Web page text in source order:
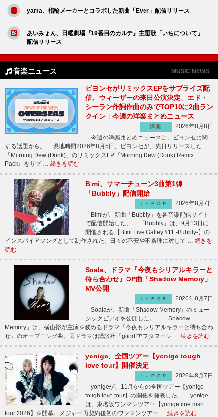
yama、指輪メーカーとコラボした新曲「Ever」配信リリース
あいみょん、日曜劇場『19番目のカルテ』主題歌「いちについて」
配信リリース
音楽ニュース MUSIC NEWS
ビヨンセがリミックスEPをサプライズ配
信、ウィーザーの来日公演決定、エド・
シーラン作詞作曲のみでTOP10に2曲ラン
クイン：今週の洋楽まとめニュース
洋楽
2026年8月8日
今週の洋楽まとめニュースは、ビヨンセに関
する話題から。 現地時間2026年8月5日、ビヨンセが、先日リリースした
「Morning Dew (Donk)」のリミックスEP『Morning Dew (Donk) Remix
Pack』をサプ … 続きを読む
Bimi、サマーチューン3曲第1弾
「Bubbly」配信開始
Ｊ－ＰＯＰ
2026年8月7日
Bimiが、新曲「Bubbly」を各音楽配信サイト
で配信開始した。 「Bubbly」は、9月13日に
開催される【Bimi Live Galley #11 -Bubbly-】の
インスパイアソングとして制作された。日々の不安や不条理に対して … 続きを
読む
Soala、ドラマ『今夜もシリアルキラーと
待ち合わせ』OP曲「Shadow Memory」
MV公開
Ｊ－ＰＯＰ
2026年8月7日
Soalaが、新曲「Shadow Memory」のミュー
ジックビデオを公開した。 「Shadow
Memory」は、横山裕が主演を務めるドラマ『今夜もシリアルキラーと待ち合わ
せ』のオープニング曲。同ドラマは講談社『good!アフタヌーン … 続きを読む
yonige、全国ツアー【yonige tough
love tour】開催決定
Ｊ－ＰＯＰ
2026年8月7日
yonigeが、11月からの全国ツアー【yonige
tough love tour】の開催を発表した。 yonige
は、東名阪ワンマンツアー【yonige one man
tour 2026】を開幕。メジャー再契約後初のワンマンツアー … 続きを読む